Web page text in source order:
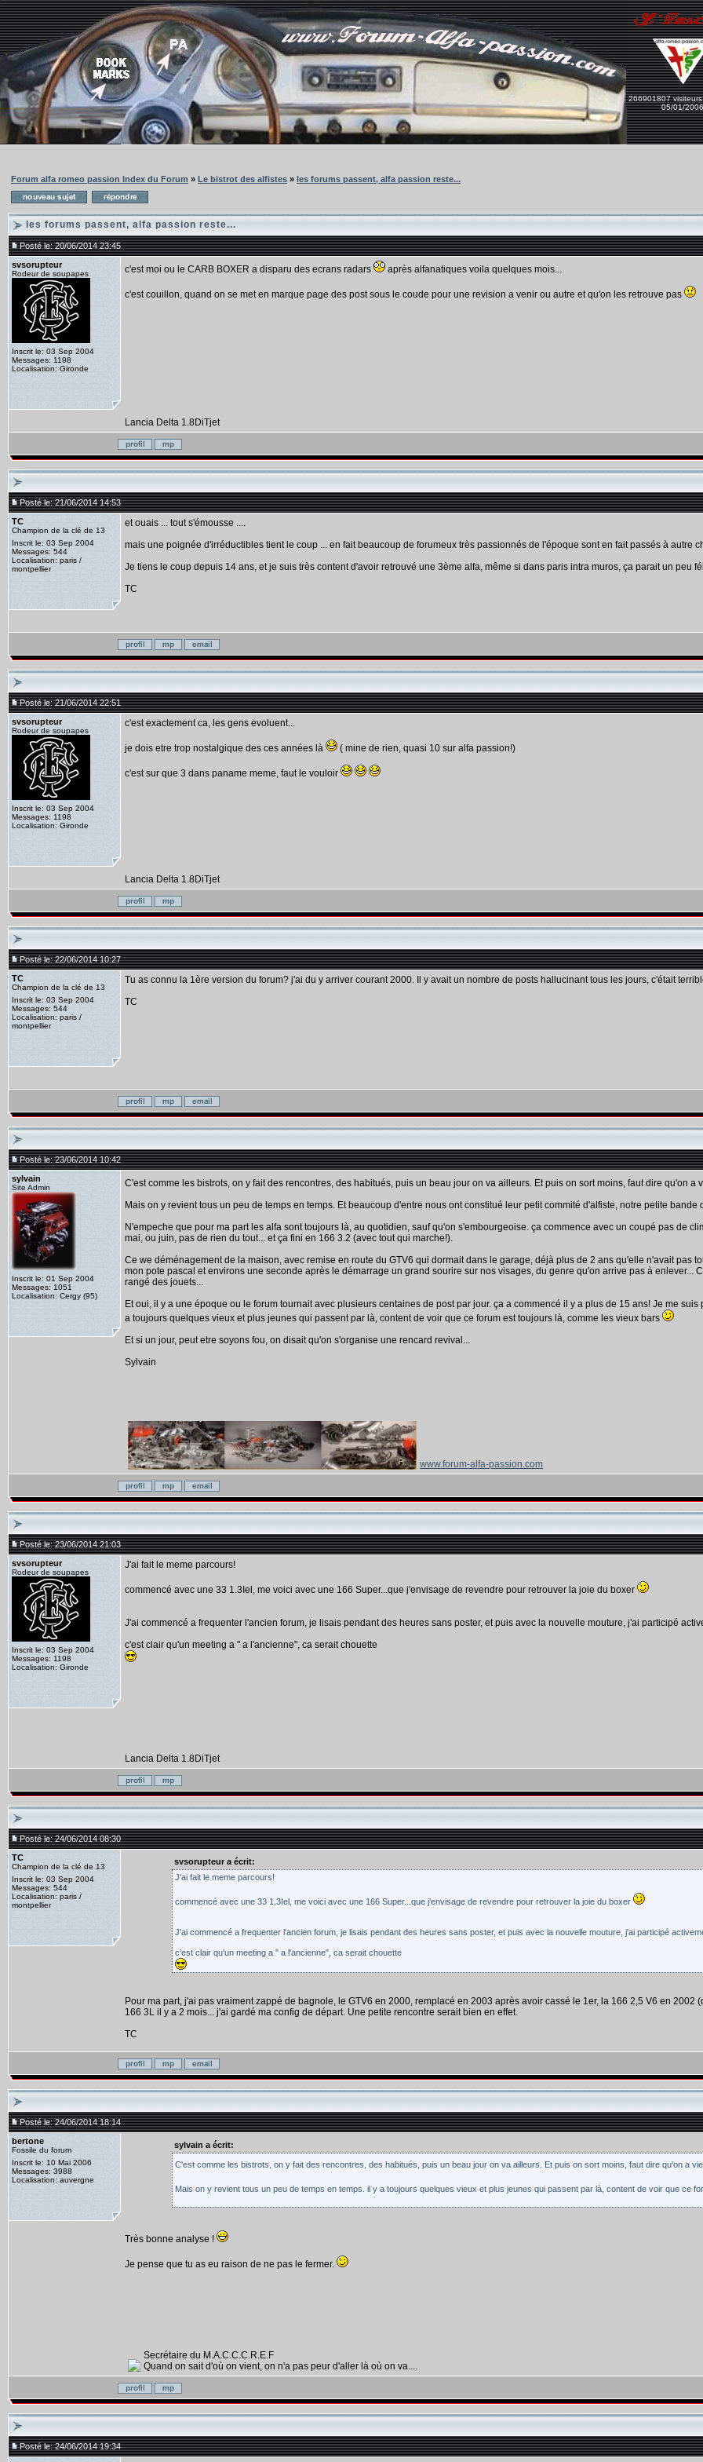
266901807
05/01/2006
Forum alfa romeo passion Index du Forum » Le bistrot des alfistes » les forums passent, alfa passion reste...
les forums passent, alfa passion reste...
Posté le: 20/06/2014 23:45
svsorupteur
Rodeur de soupapes
Inscrit le: 03 Sep 2004
Messages: 1198
Localisation: Gironde
c'est moi ou le CARB BOXER a disparu des ecrans radars après alfanatiques voila quelques mois...
c'est couillon, quand on se met en marque page des post sous le coude pour une revision a venir ou autre et qu'on les retrouve pas
Lancia Delta 1.8DiTjet
Posté le: 21/06/2014 14:53
TC
Champion de la clé de 13
Inscrit le: 03 Sep 2004
Messages: 544
Localisation: paris /
montpellier
et ouais ... tout s'émousse ....
mais une poignée d'irréductibles tient le coup ... en fait beaucoup de forumeux très passionnés de l'époque sont en fait passés à autre
Je tiens le coup depuis 14 ans, et je suis très content d'avoir retrouvé une 3ème alfa, même si dans paris intra muros, ça parait un peu
TC
Posté le: 21/06/2014 22:51
svsorupteur
Rodeur de soupapes
Inscrit le: 03 Sep 2004
Messages: 1198
Localisation: Gironde
c'est exactement ca, les gens evoluent...
je dois etre trop nostalgique des ces années là ( mine de rien, quasi 10 sur alfa passion!)
c'est sur que 3 dans paname meme, faut le vouloir
Lancia Delta 1.8DiTjet
Posté le: 22/06/2014 10:27
TC
Champion de la clé de 13
Inscrit le: 03 Sep 2004
Messages: 544
Localisation: paris /
montpellier
Tu as connu la 1ère version du forum? j'ai du y arriver courant 2000. Il y avait un nombre de posts hallucinant tous les jours, c'était
TC
Posté le: 23/06/2014 10:42
sylvain
Site Admin
Inscrit le: 01 Sep 2004
Messages: 1051
Localisation: Cergy (95)
C'est comme les bistrots, on y fait des rencontres, des habitués, puis un beau jour on va ailleurs. Et puis on sort moins, faut dire qu'on a
Mais on y revient tous un peu de temps en temps. Et beaucoup d'entre nous ont constitué leur petit commité d'alfiste, notre petite bande
N'empeche que pour ma part les alfa sont toujours là, au quotidien, sauf qu'on s'embourgeoise. ça commence avec un coupé pas de
mai, ou juin, pas de rien du tout... et ça fini en 166 3.2 (avec tout qui marche!).
Ce we déménagement de la maison, avec remise en route du GTV6 qui dormait dans le garage, déjà plus de 2 ans qu'elle n'avait pas
mon pote pascal et environs une seconde après le démarrage un grand sourire sur nos visages, du genre qu'on arrive pas à
rangé des jouets...
Et oui, il y a une époque ou le forum tournait avec plusieurs centaines de post par jour. ça a commencé il y a plus de 15 ans! Je me
a toujours quelques vieux et plus jeunes qui passent par là, content de voir que ce forum est toujours là, comme les vieux bars
Et si un jour, peut etre soyons fou, on disait qu'on s'organise une rencard revival...
Sylvain
www.forum-alfa-passion.com
Posté le: 23/06/2014 21:03
svsorupteur
Rodeur de soupapes
Inscrit le: 03 Sep 2004
Messages: 1198
Localisation: Gironde
J'ai fait le meme parcours!
commencé avec une 33 1.3Iel, me voici avec une 166 Super...que j'envisage de revendre pour retrouver la joie du boxer
J'ai commencé a frequenter l'ancien forum, je lisais pendant des heures sans poster, et puis avec la nouvelle mouture, j'ai participé
c'est clair qu'un meeting a " a l'ancienne", ca serait chouette
Lancia Delta 1.8DiTjet
Posté le: 24/06/2014 08:30
TC
Champion de la clé de 13
Inscrit le: 03 Sep 2004
Messages: 544
Localisation: paris /
montpellier
svsorupteur a écrit:
J'ai fait le meme parcours!
commencé avec une 33 1.3Iel, me voici avec une 166 Super...que j'envisage de revendre pour retrouver la joie du boxer
J'ai commencé a frequenter l'ancien forum, je lisais pendant des heures sans poster, et puis avec la nouvelle mouture, j'ai participé
c'est clair qu'un meeting a " a l'ancienne", ca serait chouette
Pour ma part, j'ai pas vraiment zappé de bagnole, le GTV6 en 2000, remplacé en 2003 après avoir cassé le 1er, la 166 2,5 V6 en
166 3L il y a 2 mois... j'ai gardé ma config de départ. Une petite rencontre serait bien en effet.
TC
Posté le: 24/06/2014 18:14
bertone
Fossile du forum
Inscrit le: 10 Mai 2006
Messages: 3988
Localisation: auvergne
sylvain a écrit:
C'est comme les bistrots, on y fait des rencontres, des habitués, puis un beau jour on va ailleurs. Et puis on sort moins, faut dire qu'on a
Mais on y revient tous un peu de temps en temps. il y a toujours quelques vieux et plus jeunes qui passent par là, content de voir que ce
Très bonne analyse !
Je pense que tu as eu raison de ne pas le fermer.
Secrétaire du M.A.C.C.C.R.E.F
Quand on sait d'où on vient, on n'a pas peur d'aller là où on va....
Posté le: 24/06/2014 19:34